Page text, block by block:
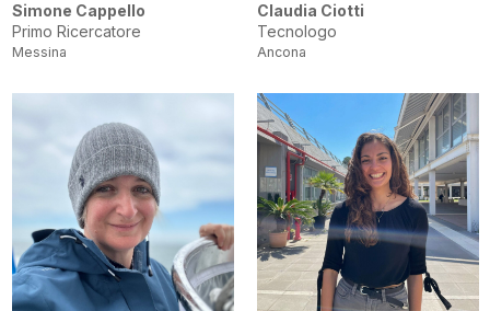
Simone Cappello
Primo Ricercatore
Messina
Claudia Ciotti
Tecnologo
Ancona